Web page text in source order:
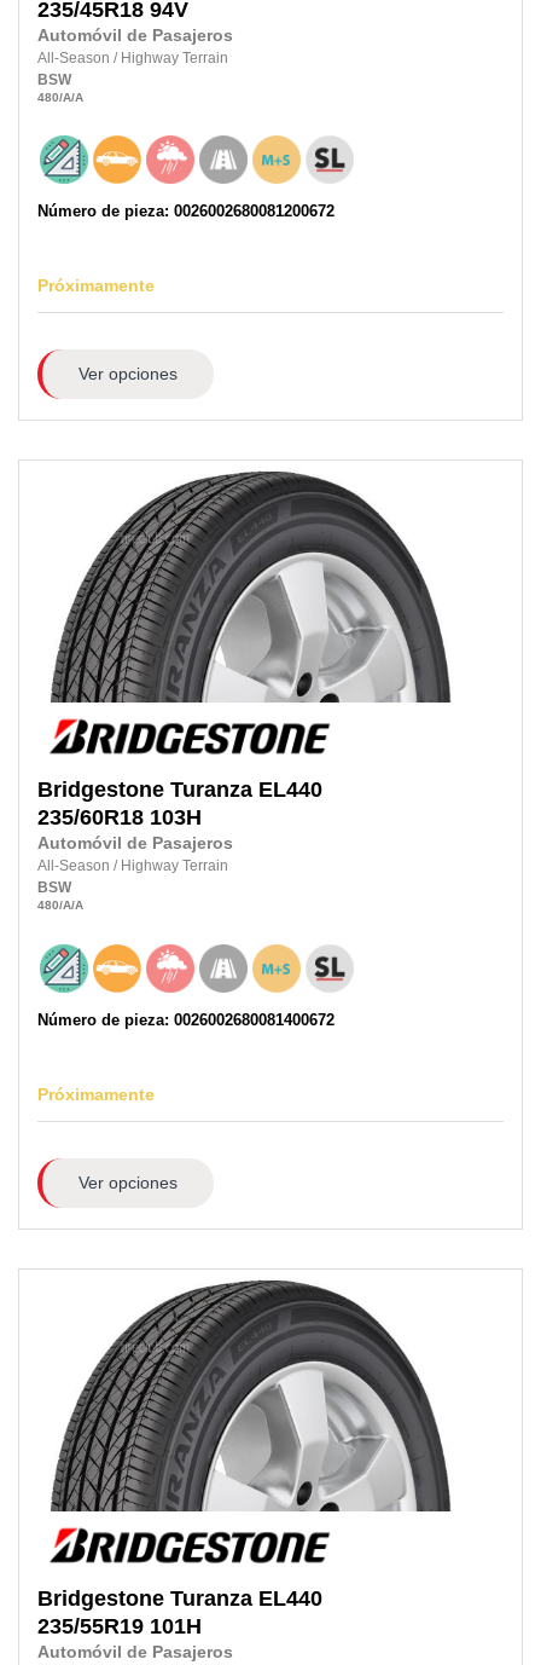
235/45R18 94V
Automóvil de Pasajeros
All-Season / Highway Terrain
BSW
480/A/A
Número de pieza: 0026002680081200672
Próximamente
Ver opciones
Bridgestone Turanza EL440
235/60R18 103H
Automóvil de Pasajeros
All-Season / Highway Terrain
BSW
480/A/A
Número de pieza: 0026002680081400672
Próximamente
Ver opciones
Bridgestone Turanza EL440
235/55R19 101H
Automóvil de Pasajeros